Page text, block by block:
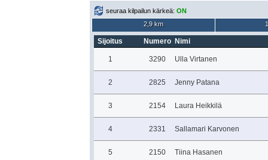
seuraa kilpailun kärkeä: ON
2,9 km
Sijoitus Numero Nimi
1 3290 Ulla Virtanen
2 2825 Jenny Patana
3 2154 Laura Heikkilä
4 2331 Sallamari Karvonen
5 2150 Tiina Hasanen